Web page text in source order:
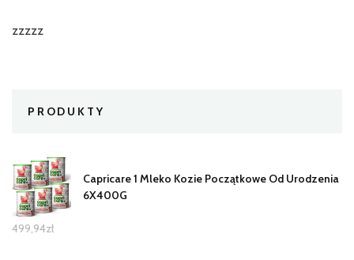
zzzzz
PRODUKTY
Capricare 1 Mleko Kozie Początkowe Od Urodzenia
6X400G
499,94zł